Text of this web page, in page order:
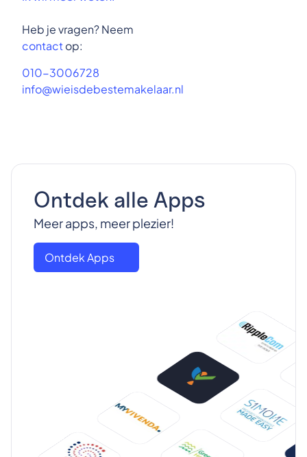
Heb je vragen? Neem
contactop:
010-3006728
info@wieisdebestemakelaar.nl
Ontdek alle Apps
Meer apps, meer plezier!
Ontdek Apps